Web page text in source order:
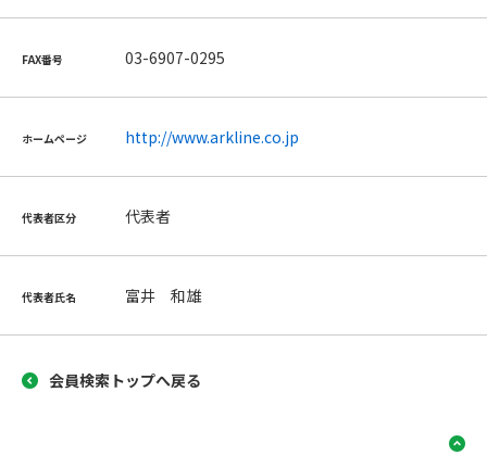
FAX番号 03-6907-0295
ホームページ http://www.arkline.co.jp
代表者区分 代表者
代表者氏名 富井 和雄
会員検索トップへ戻る